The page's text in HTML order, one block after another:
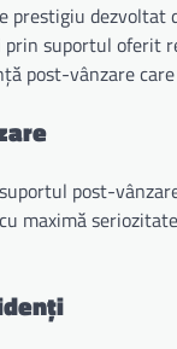
prestigiu dezvoltat
suportul oferit
post-vânzare
post-
maximă